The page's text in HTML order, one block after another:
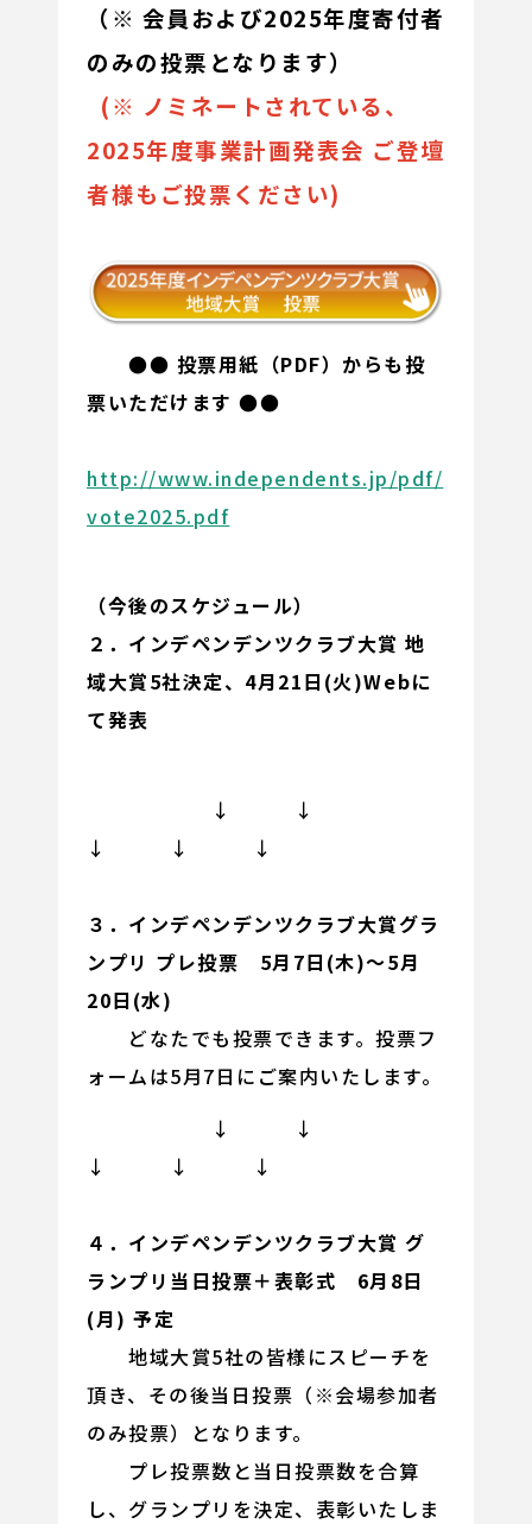
（※ 会員および2025年度寄付者
のみの投票となります）
(※ ノミネートされている、
2025年度事業計画発表会 ご登壇
者様もご投票ください)
●● 投票用紙（PDF）からも投
票いただけます ●●
http://www.independents.jp/pdf/
vote2025.pdf
（今後のスケジュール）
２．インデペンデンツクラブ大賞 地
域大賞5社決定、4月21日(火)Webに
て発表
↓ ↓
↓ ↓ ↓
３．インデペンデンツクラブ大賞グラ
ンプリ プレ投票 5月7日(木)～5月
20日(水)
どなたでも投票できます。投票フ
ォームは5月7日にご案内いたします。
↓ ↓
↓ ↓ ↓
４．インデペンデンツクラブ大賞 グ
ランプリ当日投票＋表彰式 6月8日
(月) 予定
地域大賞5社の皆様にスピーチを
頂き、その後当日投票（※会場参加者
のみ投票）となります。
プレ投票数と当日投票数を合算
し、グランプリを決定、表彰いたしま